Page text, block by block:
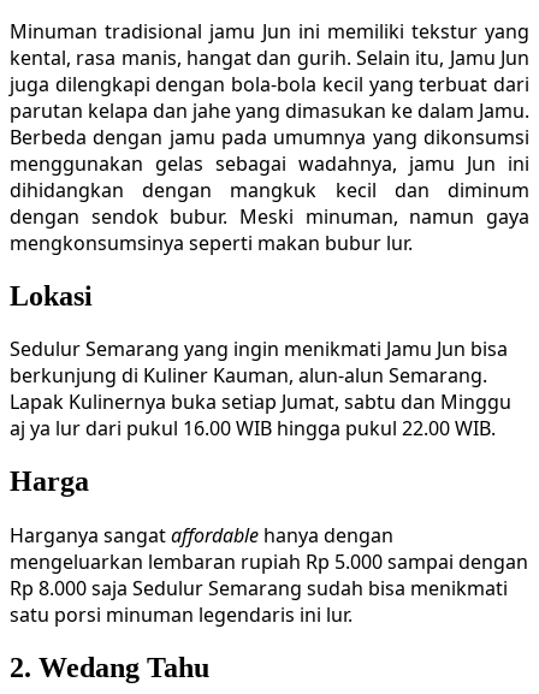
Minuman tradisional jamu Jun ini memiliki tekstur yang
kental, rasa manis, hangat dan gurih. Selain itu, Jamu Jun
juga dilengkapi dengan bola-bola kecil yang terbuat dari
parutan kelapa dan jahe yang dimasukan ke dalam Jamu.
Berbeda dengan jamu pada umumnya yang dikonsumsi
menggunakan gelas sebagai wadahnya, jamu Jun ini
dihidangkan dengan mangkuk kecil dan diminum
dengan sendok bubur. Meski minuman, namun gaya
mengkonsumsinya seperti makan bubur lur.
Lokasi
Sedulur Semarang yang ingin menikmati Jamu Jun bisa
berkunjung di Kuliner Kauman, alun-alun Semarang.
Lapak Kulinernya buka setiap Jumat, sabtu dan Minggu
aj ya lur dari pukul 16.00 WIB hingga pukul 22.00 WIB.
Harga
Harganya sangataffordable hanya dengan
mengeluarkan lembaran rupiah Rp 5.000 sampai dengan
Rp 8.000 saja Sedulur Semarang sudah bisa menikmati
satu porsi minuman legendaris ini lur.
2. Wedang Tahu